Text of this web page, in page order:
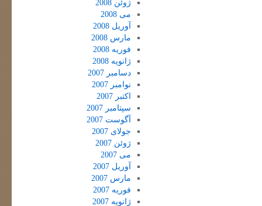
ژوئن 2008
می 2008
آوریل 2008
مارس 2008
فوریه 2008
ژانویه 2008
دسامبر 2007
نوامبر 2007
اکتبر 2007
سپتامبر 2007
آگوست 2007
جولای 2007
ژوئن 2007
می 2007
آوریل 2007
مارس 2007
فوریه 2007
ژانویه 2007